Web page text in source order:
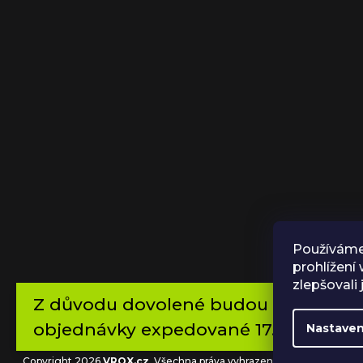
prohlížení
zlepšovali
Z důvodu dovolené budou všechny
objednávky expedované 17.8.2026